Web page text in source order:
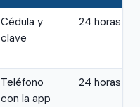
Cédula y
clave
24 horas
Teléfono
con la app
24 horas